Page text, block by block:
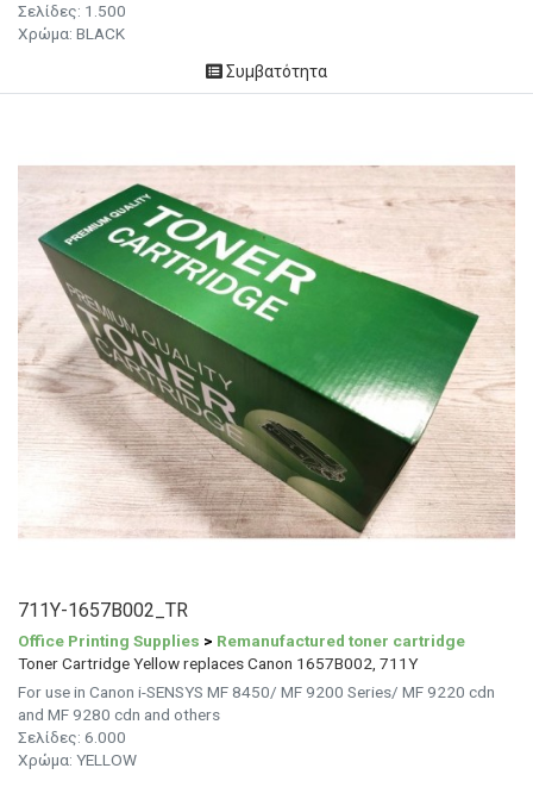
Σελίδες: 1.500
Χρώμα: BLACK
Συμβατότητα
711Y-1657B002_TR
Office Printing Supplies > Remanufactured toner cartridge
Toner Cartridge Yellow replaces Canon 1657B002, 711Y
For use in Canon i-SENSYS MF 8450/ MF 9200 Series/ MF 9220 cdn
and MF 9280 cdn and others
Σελίδες: 6.000
Χρώμα: YELLOW